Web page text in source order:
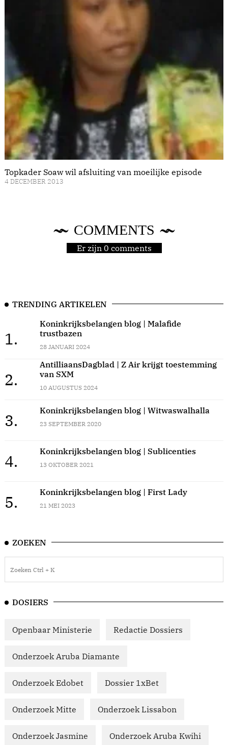
Topkader Soaw wil afsluiting van moeilijke episode
4 DECEMBER 2013
COMMENTS
Er zijn 0 comments
TRENDING ARTIKELEN
1.
Koninkrijksbelangen blog | Malafide
trustbazen
28 JANUARI 2024
2.
AntilliaansDagblad | Z Air krijgt toestemming
van SXM
10 AUGUSTUS 2024
3.
Koninkrijksbelangen blog | Witwaswalhalla
23 SEPTEMBER 2020
4.
Koninkrijksbelangen blog | Sublicenties
13 OKTOBER 2021
5.
Koninkrijksbelangen blog | First Lady
21 MEI 2023
ZOEKEN
DOSIERS
Openbaar Ministerie Redactie Dossiers
Onderzoek Aruba Diamante
Onderzoek Edobet Dossier 1xBet
Onderzoek Mitte Onderzoek Lissabon
Onderzoek Jasmine Onderzoek Aruba Kwihi